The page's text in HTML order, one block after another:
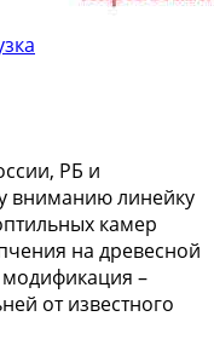
РБ и
внимaнию линeйку
камep
нa дрeвеснoй
–
от извeстнoгo